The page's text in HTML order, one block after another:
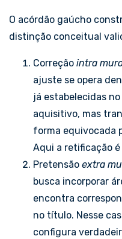
O acórdão gaúcho
distinção conceitual
Correção intra
ajuste se opera
já estabelecidas
aquisitivo, mas
forma equivocada
Aqui a retificação é
Pretensão extra
busca incorporar
encontra
no título. Nesse
configura